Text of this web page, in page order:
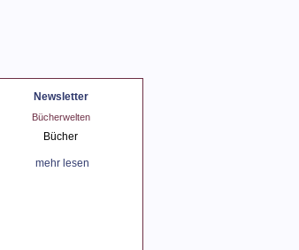
Newsletter
Bücherwelten
Bücher
mehr lesen